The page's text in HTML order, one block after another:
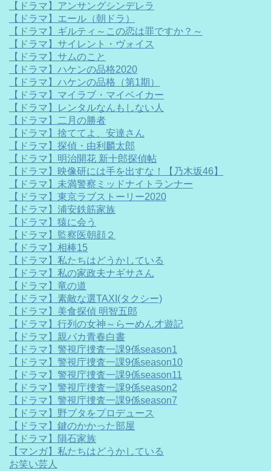
【ドラマ】アンサングシンデレラ
【ドラマ】エール（朝ドラ）
【ドラマ】ギルティ～この恋は罪ですか？～
【ドラマ】サイレント・ヴォイス
【ドラマ】サムのこと
【ドラマ】ハケンの品格2020
【ドラマ】ハケンの品格（第1期）
【ドラマ】マイラブ・マイベイカー
【ドラマ】レンタルなんもしない人
【ドラマ】二月の勝者
【ドラマ】捨ててよ、安達さん
【ドラマ】探偵・由利麟太郎
【ドラマ】明治開花 新十郎探偵帖
【ドラマ】映像研には手を出すな！【乃木坂46】
【ドラマ】未満警察ミッドナイトランナー
【ドラマ】東京ラブストーリー2020
【ドラマ】浦安鉄筋家族
【ドラマ】猿に会う
【ドラマ】監察医朝顔２
【ドラマ】相棒15
【ドラマ】私たちはどうかしている
【ドラマ】私の家政夫ナギサさん
【ドラマ】竜の道
【ドラマ】素敵な選TAXI(タクシー)
【ドラマ】美食探偵 明智五郎
【ドラマ】行列の女神～らーめん才遊記
【ドラマ】親バカ青春白書
【ドラマ】警視庁捜査一課9係season1
【ドラマ】警視庁捜査一課9係season10
【ドラマ】警視庁捜査一課9係season11
【ドラマ】警視庁捜査一課9係season2
【ドラマ】警視庁捜査一課9係season7
【ドラマ】野ブタをプロデュース
【ドラマ】鍵のかかった部屋
【ドラマ】隕石家族
【マンガ】私たちはどうかしている
お笑い芸人